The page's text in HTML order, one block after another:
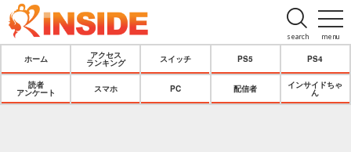
menu
search
ホーム
アクセス
ランキング
スイッチ PS5 PS4
読者
アンケート
スマホ PC 配信者
インサイドちゃ
ん